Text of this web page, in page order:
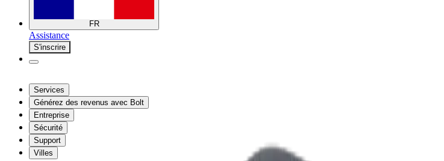
FR
Assistance
S'inscrire
Services
Générez des revenus avec Bolt
Entreprise
Sécurité
Support
Villes